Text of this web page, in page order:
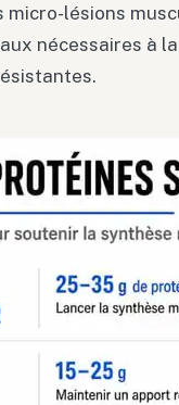
micro-lésions
nécessaires à